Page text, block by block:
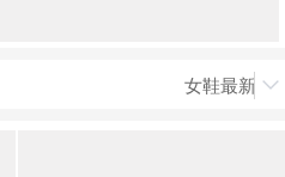
女鞋最新上
